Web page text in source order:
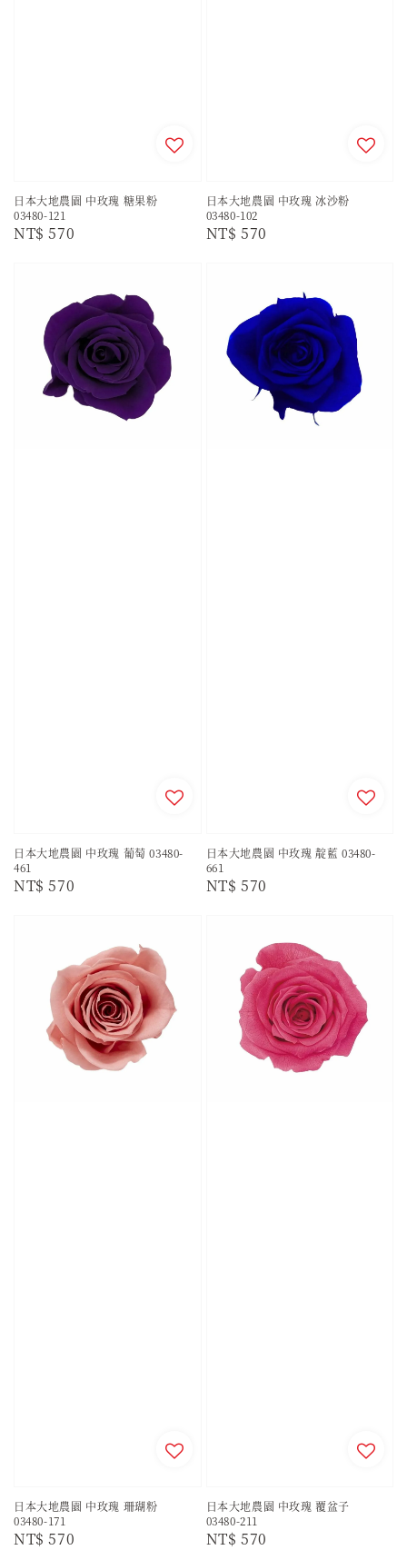
日本大地農園 中玫瑰 糖果粉
03480-121
Regular
NT$ 570
日本大地農園 中玫瑰 冰沙粉
03480-102
Regular
NT$ 570
日本大地農園 中玫瑰 葡萄 03480-
461
Regular
NT$ 570
日本大地農園 中玫瑰 靛藍 03480-
661
Regular
NT$ 570
日本大地農園 中玫瑰 珊瑚粉
03480-171
Regular
NT$ 570
日本大地農園 中玫瑰 覆盆子
03480-211
Regular
NT$ 570